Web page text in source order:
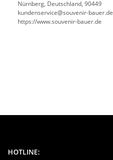
Nürnberg, Deutschland, 90449
kundenservice@souvenir-bauer.de
https://www.souvenir-bauer.de
HOTLINE: